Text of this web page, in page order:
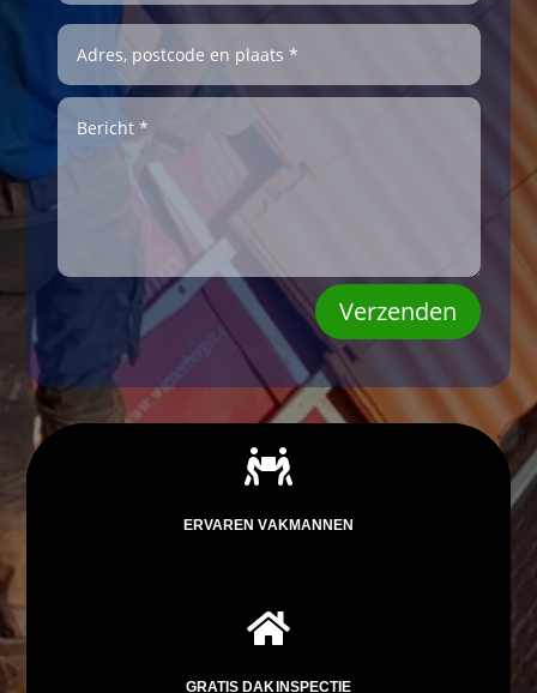
Verzenden

ERVAREN VAKMANNEN

GRATIS DAKINSPECTIE